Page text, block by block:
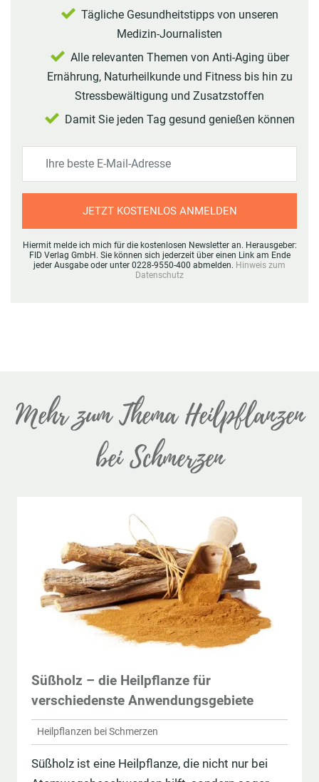
Tägliche Gesundheitstipps von unseren
Medizin-Journalisten
Alle relevanten Themen von Anti-Aging über
Ernährung, Naturheilkunde und Fitness bis hin zu
Stressbewältigung und Zusatzstoffen
Damit Sie jeden Tag gesund genießen können
JETZT KOSTENLOS ANMELDEN
Hiermit melde ich mich für die kostenlosen Newsletter an. Herausgeber:
FID Verlag GmbH. Sie können sich jederzeit über einen Link am Ende
jeder Ausgabe oder unter 0228-9550-400 abmelden. Hinweis zum
Datenschutz
Mehr zum Thema Heilpflanzen
bei Schmerzen
Süßholz – die Heilpflanze für
verschiedenste Anwendungsgebiete
Heilpflanzen bei Schmerzen
Süßholz ist eine Heilpflanze, die nicht nur bei